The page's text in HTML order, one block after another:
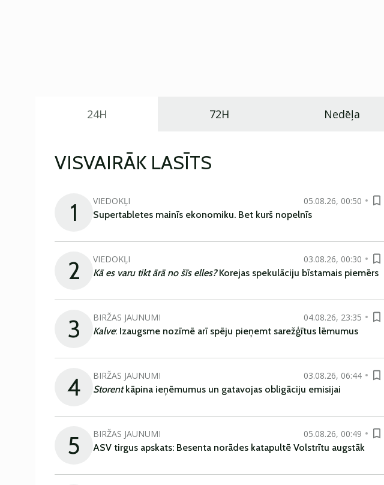
24H 72H Nedēļa
VISVAIRĀK LASĪTS
1 VIEDOKĻI
05.08.26, 00:50
Supertabletes mainīs ekonomiku. Bet kurš nopelnīs
2 VIEDOKĻI
03.08.26, 00:30
Kā es varu tikt ārā no šīs elles?Korejas spekulāciju bīstamais piemērs
3 BIRŽAS JAUNUMI
04.08.26, 23:35
Kalve: Izaugsme nozīmē arī spēju pieņemt sarežģītus lēmumus
4 BIRŽAS JAUNUMI
03.08.26, 06:44
Storentkāpina ieņēmumus un gatavojas obligāciju emisijai
5 BIRŽAS JAUNUMI
05.08.26, 00:49
ASV tirgus apskats: Besenta norādes katapultē Volstrītu augstāk